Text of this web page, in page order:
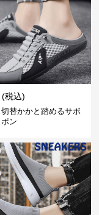
(税込)
切替かかと踏めるサボ
ン